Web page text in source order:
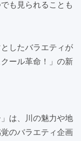
も見られることも
したバラエティが
ール革命！」の新
は、川の魅力や地
のバラエティ企画